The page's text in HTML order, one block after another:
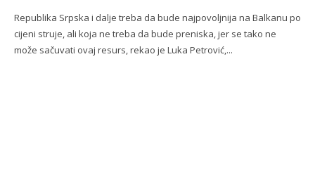
Republika Srpska i dalje treba da bude najpovoljnija na Balkanu po
cijeni struje, ali koja ne treba da bude preniska, jer se tako ne
može sačuvati ovaj resurs, rekao je Luka Petrović,...